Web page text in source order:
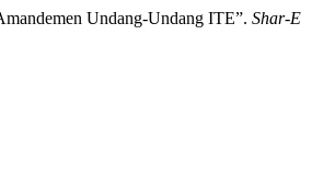
Undang-Undang ITE”. Shar-E